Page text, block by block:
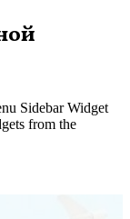
Sidebar Widget
from the